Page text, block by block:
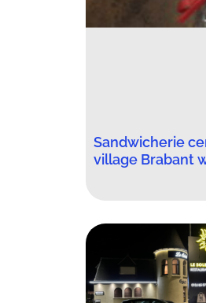
Sandwicherie
village Brabant